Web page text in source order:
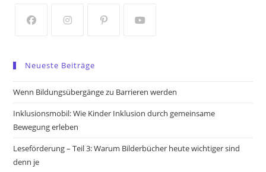
tab
tab
a
new
new
a
new
new
Neueste Beiträge
Wenn Bildungsübergänge zu Barrieren werden
Inklusionsmobil: Wie Kinder Inklusion durch gemeinsame
Bewegung erleben
Leseförderung – Teil 3: Warum Bilderbücher heute wichtiger sind
denn je